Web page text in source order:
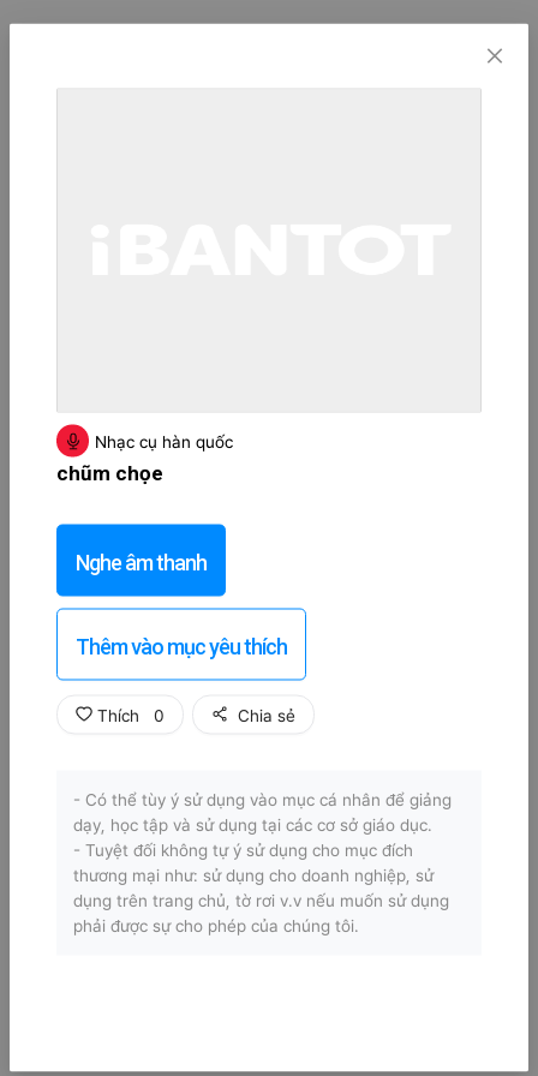
Nhạc cụ hàn quốc
chũm chọe
Nghe âm thanh
Thêm vào mục yêu thích
Thích 0 Chia sẻ
- Có thể tùy ý sử dụng vào mục cá nhân để giảng
dạy, học tập và sử dụng tại các cơ sở giáo dục.
- Tuyệt đối không tự ý sử dụng cho mục đích
thương mại như: sử dụng cho doanh nghiệp, sử
dụng trên trang chủ, tờ rơi v.v nếu muốn sử dụng
phải được sự cho phép của chúng tôi.